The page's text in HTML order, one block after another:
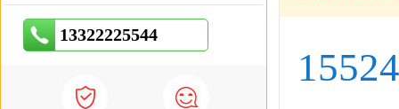
13322225544